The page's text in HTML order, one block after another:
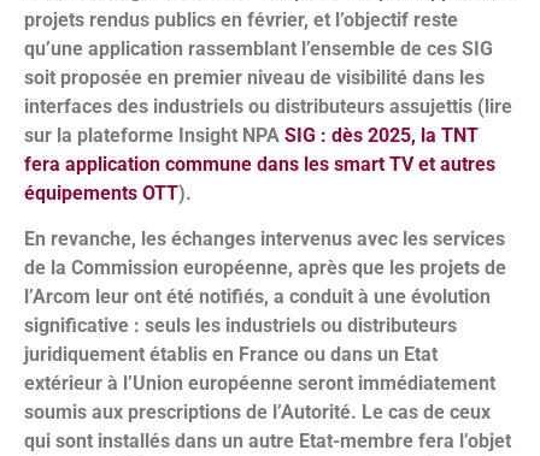
projets rendus publics en février, et l’objectif reste
qu’une application rassemblant l’ensemble de ces SIG
soit proposée en premier niveau de visibilité dans les
interfaces des industriels ou distributeurs assujettis (lire
sur la plateforme Insight NPA SIG : dès 2025, la TNT
fera application commune dans les smart TV et autres
équipements OTT).
En revanche, les échanges intervenus avec les services
de la Commission européenne, après que les projets de
l’Arcom leur ont été notifiés, a conduit à une évolution
significative : seuls les industriels ou distributeurs
juridiquement établis en France ou dans un Etat
extérieur à l’Union européenne seront immédiatement
soumis aux prescriptions de l’Autorité. Le cas de ceux
qui sont installés dans un autre Etat-membre fera l’objet